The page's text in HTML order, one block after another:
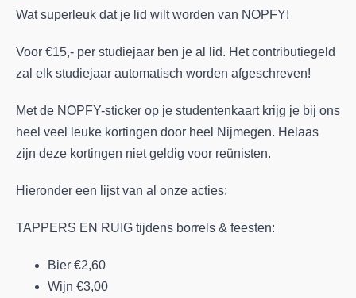
Wat superleuk dat je lid wilt worden van NOPFY!
Voor €15,- per studiejaar ben je al lid. Het contributiegeld
zal elk studiejaar automatisch worden afgeschreven!
Met de NOPFY-sticker op je studentenkaart krijg je bij ons
heel veel leuke kortingen door heel Nijmegen. Helaas
zijn deze kortingen niet geldig voor reünisten.
Hieronder een lijst van al onze acties:
TAPPERS EN RUIG tijdens borrels & feesten:
Bier €2,60
Wijn €3,00